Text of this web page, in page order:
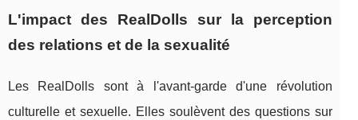
L'impact des RealDolls sur la perception
des relations et de la sexualité
Les RealDolls sont à l'avant-garde d'une révolution
culturelle et sexuelle. Elles soulèvent des questions sur